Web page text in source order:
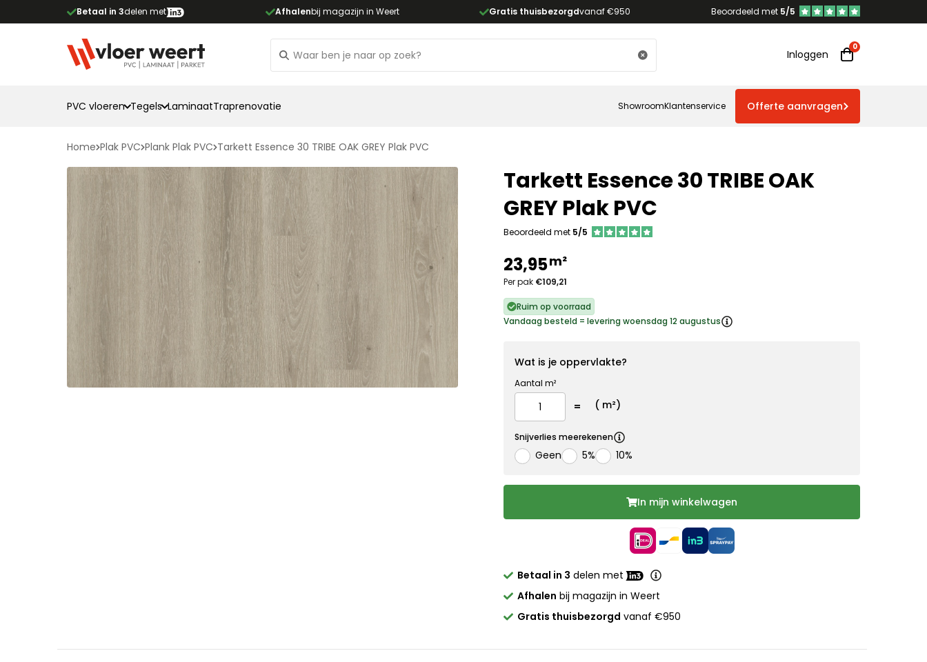
Betaal in 3delen met Afhalenbij magazijn in Weert Gratis thuisbezorgdvanaf €950 Beoordeeld met 5/5
Inloggen
PVC vloeren Tegels LaminaatTraprenovatie ShowroomKlantenservice Offerte aanvragen
Home Plak PVC Plank Plak PVC Tarkett Essence 30 TRIBE OAK GREY Plak PVC
Tarkett Essence 30 TRIBE OAK
GREY Plak PVC
Beoordeeld met 5/5
23,95m²
Per pak €109,21
Ruim op voorraad
Vandaag besteld = levering woensdag 12 augustus
Wat is je oppervlakte?
Aantal m²
( m²)
Snijverlies meerekenen
Geen 5% 10%
In mijn winkelwagen
Betaal in 3 delen met
Afhalen bij magazijn in Weert
Gratis thuisbezorgd vanaf €950